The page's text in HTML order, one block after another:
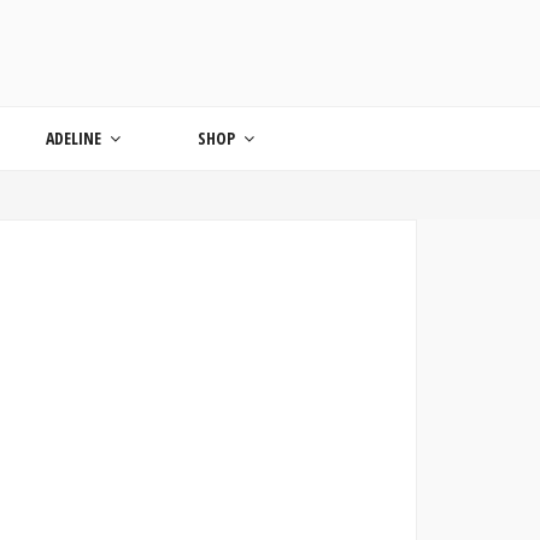
ADELINE SHOP